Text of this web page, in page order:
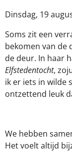
Dinsdag, 19
Soms zit een
bekomen van de
de deur. In haar
Elfstedentocht,
ik er iets in wilde
ontzettend leuk
We hebben
Het voelt altijd